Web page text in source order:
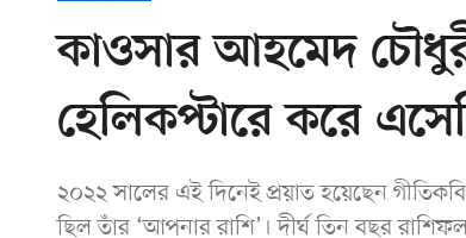
কাওসার আহমেদ
হেলিকপ্টারে করে
২০২২ সালের এই দিনেই প্রয়াত হয়েছেন
ছিল তাঁর ‘আপনার রাশি’। দীর্ঘ তিন বছর